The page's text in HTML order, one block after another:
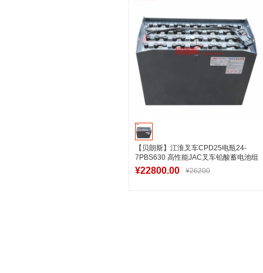
【贝朗斯】江淮叉车CPD25电瓶24-
7PBS630 高性能JAC叉车铅酸蓄电池组
48V630Ah
¥22800.00 ¥26200